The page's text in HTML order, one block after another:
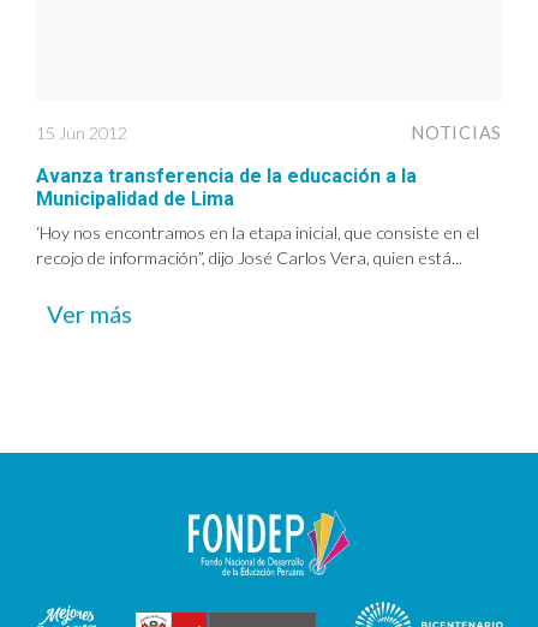
15 Jun 2012 NOTICIAS
Avanza transferencia de la educación a la
Municipalidad de Lima
‘Hoy nos encontramos en la etapa inicial, que consiste en el
recojo de información”, dijo José Carlos Vera, quien está...
Ver más